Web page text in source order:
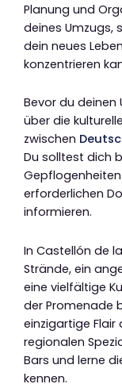
Planung und
deines Umzugs,
dein neues
konzentrieren
Bevor du deinen
über die
zwischen
Du solltest dich
erforderlichen
informieren.
In Castellón de
Strände, ein
eine vielfältige
der Promenade
einzigartige Flair
regionalen
Bars und lerne
kennen.